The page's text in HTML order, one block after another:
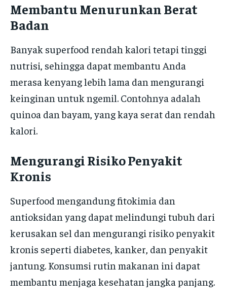
Membantu Menurunkan Berat
Badan
Banyak superfood rendah kalori tetapi tinggi
nutrisi, sehingga dapat membantu Anda
merasa kenyang lebih lama dan mengurangi
keinginan untuk ngemil. Contohnya adalah
quinoa dan bayam, yang kaya serat dan rendah
kalori.
Mengurangi Risiko Penyakit
Kronis
Superfood mengandung fitokimia dan
antioksidan yang dapat melindungi tubuh dari
kerusakan sel dan mengurangi risiko penyakit
kronis seperti diabetes, kanker, dan penyakit
jantung. Konsumsi rutin makanan ini dapat
membantu menjaga kesehatan jangka panjang.